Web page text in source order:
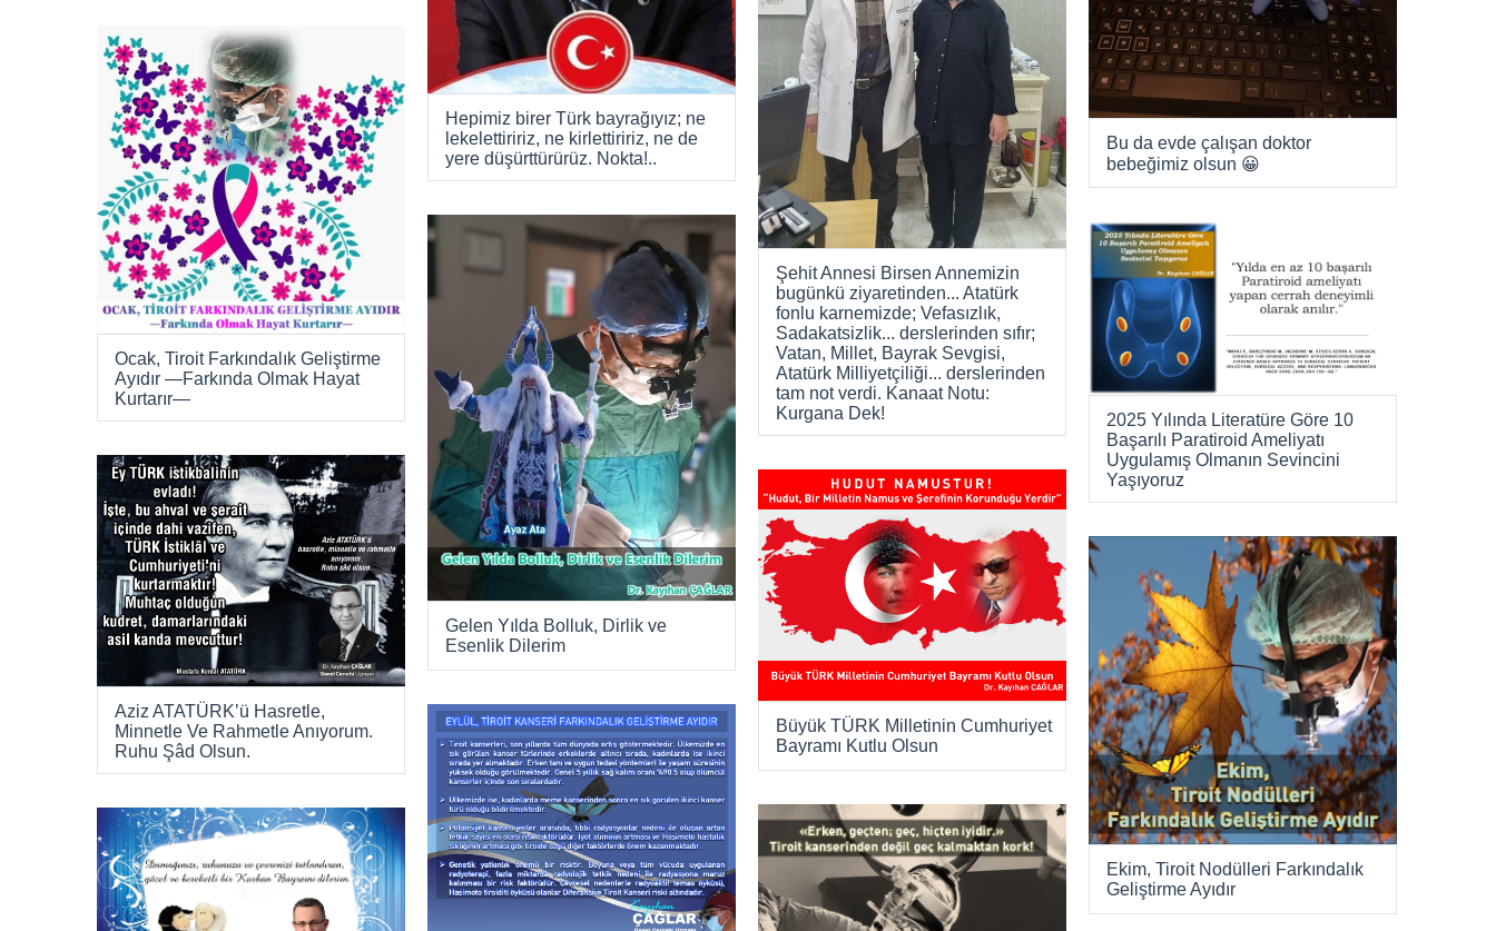
Bu da evde çalışan doktor
bebeğimiz olsun 😀
Hepimiz birer Türk bayrağıyız; ne
lekelettiririz, ne kirlettiririz, ne de
yere düşürttürürüz. Nokta!..
Şehit Annesi Birsen Annemizin
bugünkü ziyaretinden... Atatürk
fonlu karnemizde; Vefasızlık,
Sadakatsizlik... derslerinden sıfır;
Vatan, Millet, Bayrak Sevgisi,
Atatürk Milliyetçiliği... derslerinden
tam not verdi. Kanaat Notu:
Kurgana Dek!
Ocak, Tiroit Farkındalık Geliştirme
Ayıdır —Farkında Olmak Hayat
Kurtarır—
Gelen Yılda Bolluk, Dirlik ve
Esenlik Dilerim
2025 Yılında Literatüre Göre 10
Başarılı Paratiroid Ameliyatı
Uygulamış Olmanın Sevincini
Yaşıyoruz
Aziz ATATÜRK’ü Hasretle,
Minnetle Ve Rahmetle Anıyorum.
Ruhu Şâd Olsun.
Büyük TÜRK Milletinin Cumhuriyet
Bayramı Kutlu Olsun
Ekim, Tiroit Nodülleri Farkındalık
Geliştirme Ayıdır